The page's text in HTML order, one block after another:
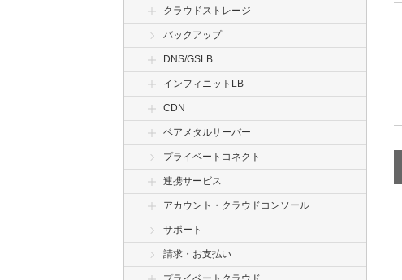
クラウドストレージ
バックアップ
DNS/GSLB
インフィニットLB
CDN
ベアメタルサーバー
プライベートコネクト
連携サービス
アカウント・クラウドコンソール
サポート
請求・お支払い